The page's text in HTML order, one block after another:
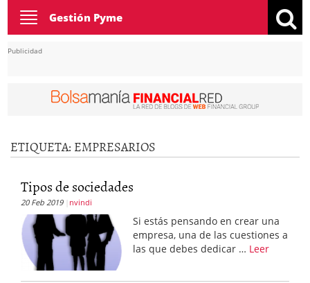
Toggle
navigation
Gestión Pyme
Publicidad
ETIQUETA: EMPRESARIOS
Tipos de sociedades
20 Feb 2019 nvindi
Si estás pensando en crear una
empresa, una de las cuestiones a
las que debes dedicar … Leer